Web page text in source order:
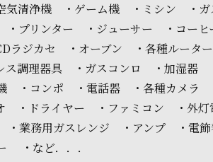
気清浄機 ・ゲーム機 ・ミシン ・
リンター ・ジューサー ・コーヒ
ラジカセ ・オーブン ・各種ルータ
ス調理器具 ・ガスコンロ ・加湿器
・コンポ ・電話器 ・各種カメラ
ドライヤー ・ファミコン ・外灯
業務用ガスレンジ ・アンプ ・電
・など．．．